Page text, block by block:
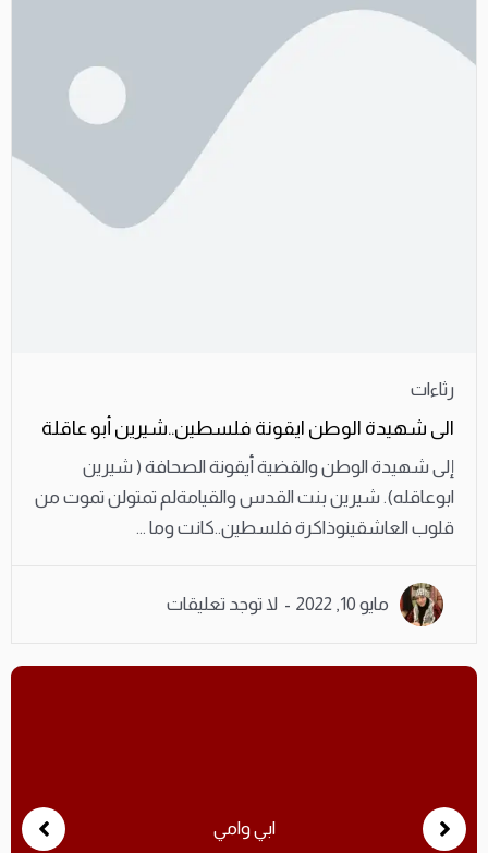
رثاءات
الى شهيدة الوطن ايقونة فلسطين..شيرين أبو عاقلة
إلى شهيدة الوطن والقضية أيقونة الصحافة ( شيرين
ابوعاقله). شيرين بنت القدس والقيامةلم تمتولن تموت من
قلوب العاشقينوذاكرة فلسطين..كانت وما ...
مايو 10, 2022 لا توجد تعليقات
ابي وامي